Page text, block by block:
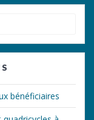
bénéficiaires